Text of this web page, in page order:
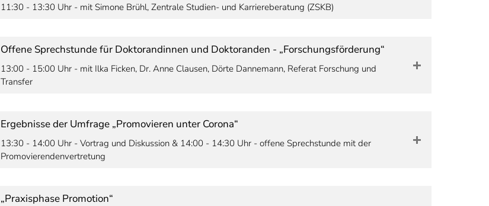
11:30 - 13:30 Uhr - mit Simone Brühl, Zentrale Studien- und Karriereberatung (ZSKB)
Offene Sprechstunde für Doktorandinnen und Doktoranden - „Forschungsförderung“
13:00 - 15:00 Uhr - mit Ilka Ficken, Dr. Anne Clausen, Dörte Dannemann, Referat Forschung und
Transfer
Ergebnisse der Umfrage „Promovieren unter Corona“
13:30 - 14:00 Uhr - Vortrag und Diskussion & 14:00 - 14:30 Uhr - offene Sprechstunde mit der
Promovierendenvertretung
„Praxisphase Promotion“